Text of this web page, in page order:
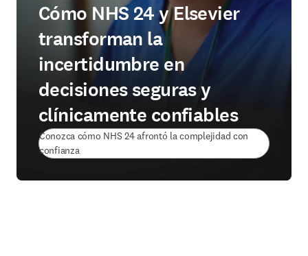
Cómo NHS 24 y Elsevier
transforman la
incertidumbre en
decisiones seguras y
clínicamente confiables
Conozca cómo NHS 24 afrontó la complejidad con
confianza(